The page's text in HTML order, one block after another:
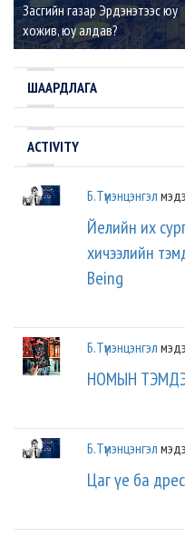
Засгийн газар Эрдэнэтээс юу
хожив, юу алдав?
ШААРДЛАГА
ACTIVITY
Б.Түмэнцэнгэл
Йелийн их
хичээлийн
Being
Б.Түмэнцэнгэл
НОМЫН
Б.Түмэнцэнгэл
Цаг үе ба